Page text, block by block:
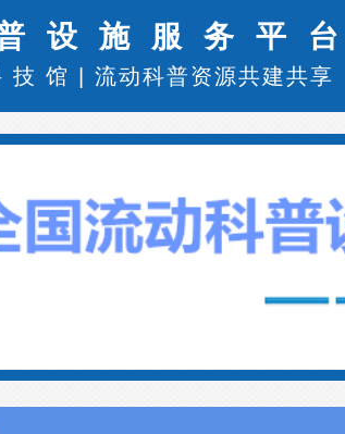
设施服务平台
技馆 流动科普资源共建共享